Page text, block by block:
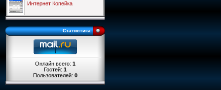
Интернет Копейка
Статистика
Онлайн всего:1
Гостей:1
Пользователей:0